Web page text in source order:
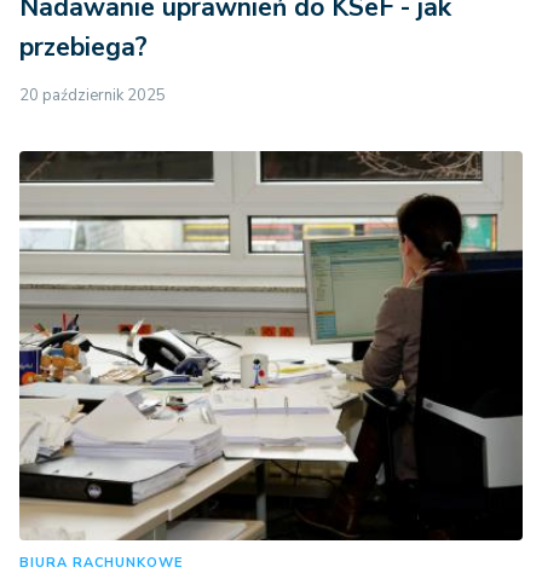
przebiega?
20 październik 2025
BIURA RACHUNKOWE